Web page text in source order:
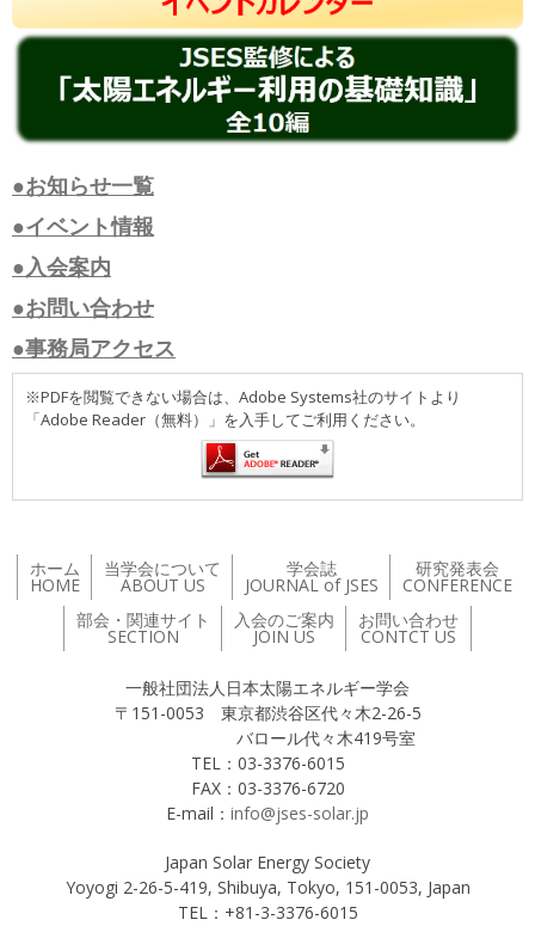
●お知らせ一覧
●イベント情報
●入会案内
●お問い合わせ
●事務局アクセス
※PDFを閲覧できない場合は、Adobe Systems社のサイトより
「Adobe Reader（無料）」を入手してご利用ください。
ホーム
HOME
当学会について
ABOUT US
学会誌
JOURNAL of JSES
研究発表会
CONFERENCE
部会・関連サイト
SECTION
入会のご案内
JOIN US
お問い合わせ
CONTCT US
一般社団法人日本太陽エネルギー学会
〒151-0053 東京都渋谷区代々木2-26-5
バロール代々木419号室
TEL：03-3376-6015
FAX：03-3376-6720
E-mail： info@jses-solar.jp
Japan Solar Energy Society
Yoyogi 2-26-5-419, Shibuya, Tokyo, 151-0053, Japan
TEL：+81-3-3376-6015